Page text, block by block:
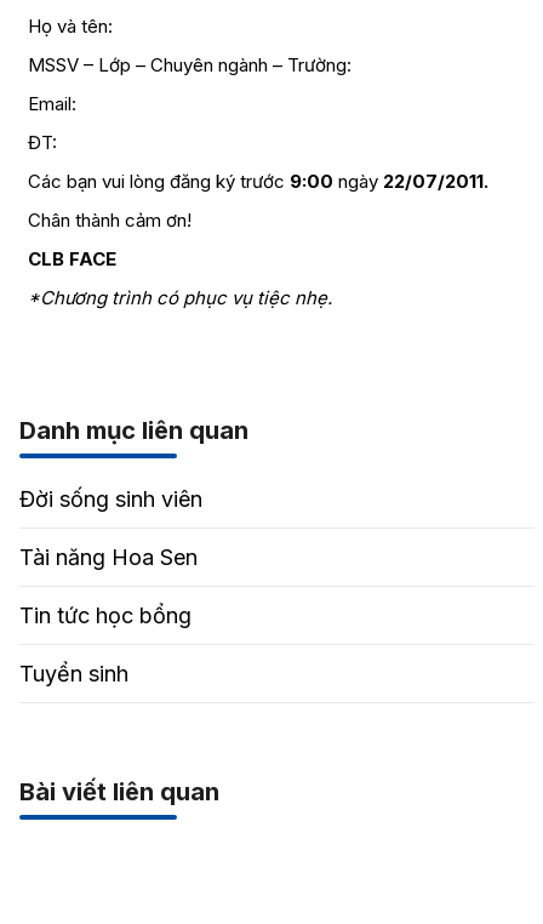
Họ và tên:
MSSV – Lớp – Chuyên ngành – Trường:
Email:
ĐT:
Các bạn vui lòng đăng ký trước 9:00 ngày 22/07/2011.
Chân thành cảm ơn!
CLB FACE
*Chương trình có phục vụ tiệc nhẹ.
Danh mục liên quan
Đời sống sinh viên
Tài năng Hoa Sen
Tin tức học bổng
Tuyển sinh
Bài viết liên quan